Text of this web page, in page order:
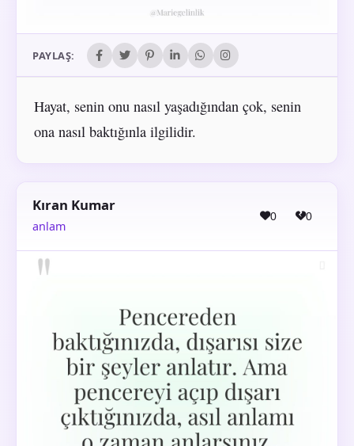
PAYLAŞ:
Hayat, senin onu nasıl yaşadığından çok, senin
ona nasıl baktığınla ilgilidir.
Kıran Kumar
anlam
0 0